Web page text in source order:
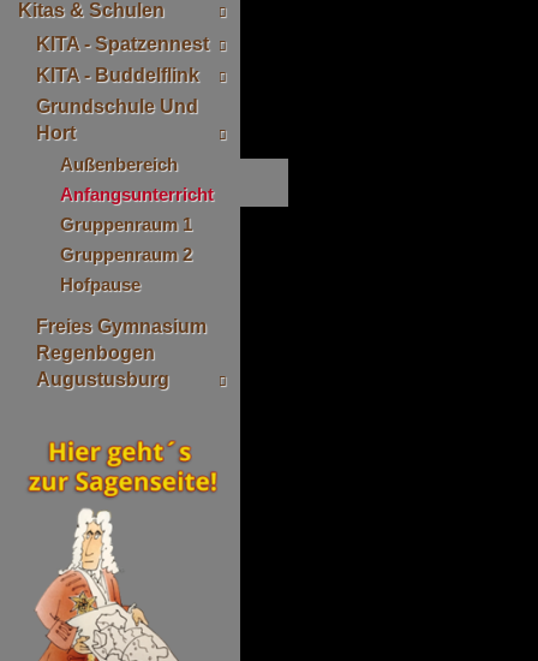
Kitas & Schulen
KITA - Spatzennest
KITA - Buddelflink
Grundschule Und
Hort
Außenbereich
Anfangsunterricht
Gruppenraum 1
Gruppenraum 2
Hofpause
Freies Gymnasium
Regenbogen
Augustusburg